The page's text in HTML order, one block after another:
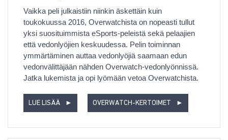
Vaikka peli julkaistiin niinkin äskettäin kuin
toukokuussa 2016, Overwatchista on nopeasti tullut
yksi suosituimmista eSports-peleistä sekä pelaajien
että vedonlyöjien keskuudessa. Pelin toiminnan
ymmärtäminen auttaa vedonlyöjiä saamaan edun
vedonvälittäjään nähden Overwatch-vedonlyönnissä.
Jatka lukemista ja opi lyömään vetoa Overwatchista.
LUE LISÄÄ ► OVERWATCH-KERTOIMET ►